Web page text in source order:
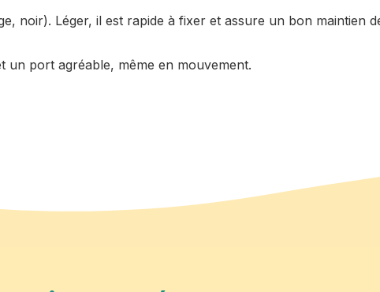
noir). Léger, il est rapide à fixer et assure un bon maintien
un port agréable, même en mouvement.